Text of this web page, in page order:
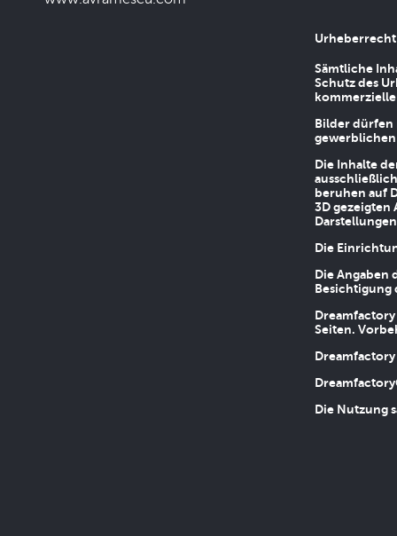
Urheberrecht
Sämtliche
Schutz des
Bilder dürfen
Die Inhalte
beruhen auf
3D gezeigten
Die
Die
Besichtigung
Seiten.
Die Nutzung